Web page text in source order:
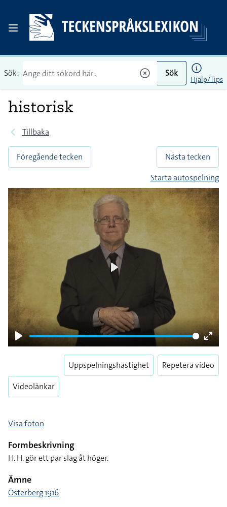
Sök: Sök
Hjälp/Tips
historisk
Tillbaka
Föregående tecken
Nästa tecken
Starta autospelning
Play
Enter
Play
Videolänkar
Uppspelningshastighet Repetera video
Visa foton
Formbeskrivning
H. H. gör ett par slag åt höger.
Ämne
Österberg 1916